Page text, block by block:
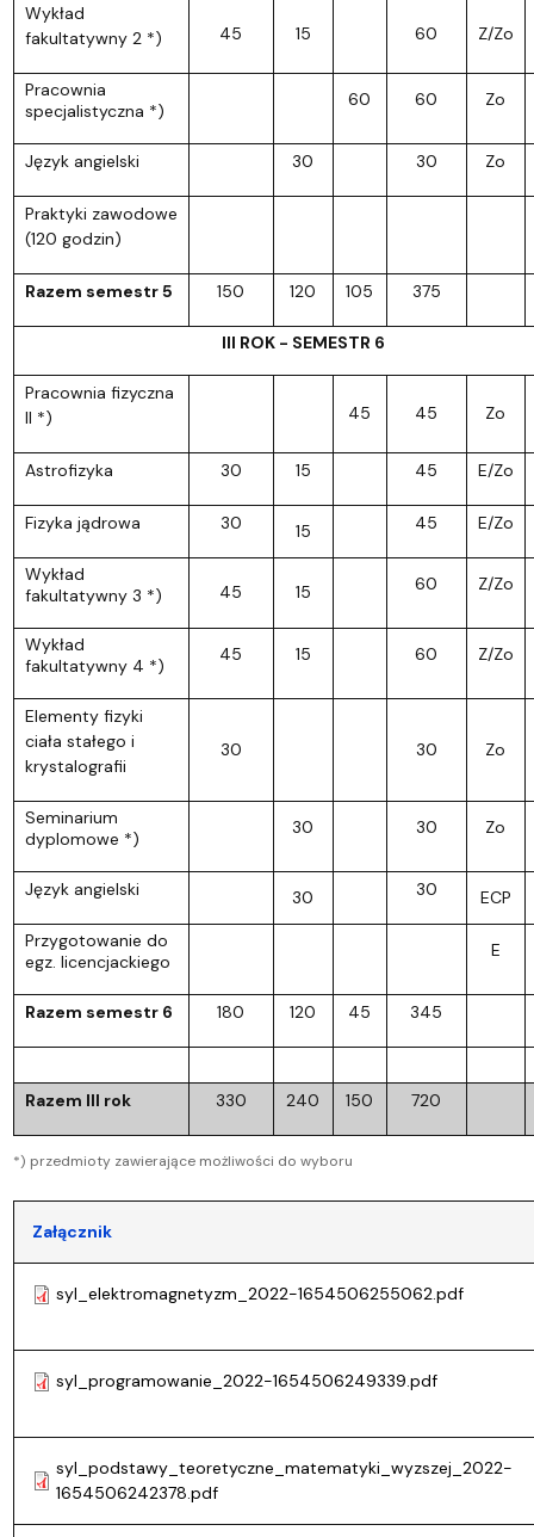
Wykład
fakultatywny 2 *)
45 15 60 Z/Zo
Pracownia
specjalistyczna *)
60 60 Zo
Język angielski 30 30 Zo
Praktyki zawodowe
(120 godzin)
Razem semestr 5 150 120 105 375
III ROK - SEMESTR 6
Pracownia fizyczna
II *)
45 45 Zo
Astrofizyka 30 15 45 E/Zo
Fizyka jądrowa 30 15 45 E/Zo
Wykład
fakultatywny 3 *)
45 15 60 Z/Zo
Wykład
fakultatywny 4 *)
45 15 60 Z/Zo
Elementy fizyki
ciała stałego i
krystalografii
30 30 Zo
Seminarium
dyplomowe *)
30 30 Zo
Język angielski 30 30
ECP
Przygotowanie do
egz. licencjackiego
E
Razem semestr 6 180 120 45 345
Razem III rok 330 240 150 720
*) przedmioty zawierające możliwości do wyboru
Załącznik
syl_elektromagnetyzm_2022-1654506255062.pdf
syl_programowanie_2022-1654506249339.pdf
syl_podstawy_teoretyczne_matematyki_wyzszej_2022-
1654506242378.pdf